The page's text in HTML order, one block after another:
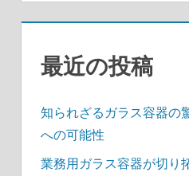
ン
最近の投稿
知られざるガラス容器の
への可能性
業務用ガラス容器が切り